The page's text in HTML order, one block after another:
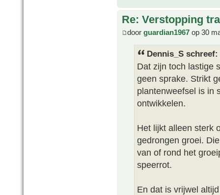
Re: Verstopping
door guardian1967 op 30
Dennis_S schreef:
Dat zijn toch lastige
geen sprake. Strikt
plantenweefsel is in
ontwikkelen.
Het lijkt alleen sterk
gedrongen groei.
van of rond het
speerrot.
En dat is vrijwel